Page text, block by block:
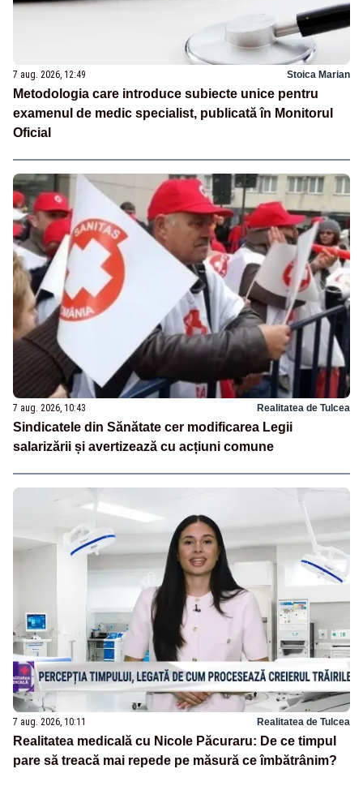
7 aug. 2026, 12:49 Stoica Marian
Metodologia care introduce subiecte unice pentru
examenul de medic specialist, publicată în Monitorul
Oficial
7 aug. 2026, 10:43 Realitatea de Tulcea
Sindicatele din Sănătate cer modificarea Legii
salarizării și avertizează cu acțiuni comune
7 aug. 2026, 10:11 Realitatea de Tulcea
Realitatea medicală cu Nicole Păcuraru: De ce timpul
pare să treacă mai repede pe măsură ce îmbătrânim?